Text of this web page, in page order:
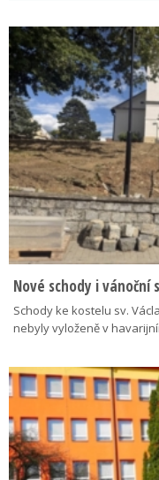
Nové schody i
Schody ke kostelu sv.
nebyly vyloženě v